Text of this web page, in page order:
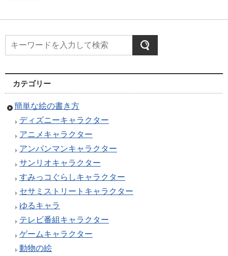
カテゴリー
簡単な絵の書き方
ディズニーキャラクター
アニメキャラクター
アンパンマンキャラクター
サンリオキャラクター
すみっコぐらしキャラクター
セサミストリートキャラクター
ゆるキャラ
テレビ番組キャラクター
ゲームキャラクター
動物の絵